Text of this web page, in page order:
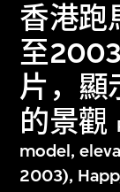
香港跑
至
片，顯
的景觀
model,
2003),